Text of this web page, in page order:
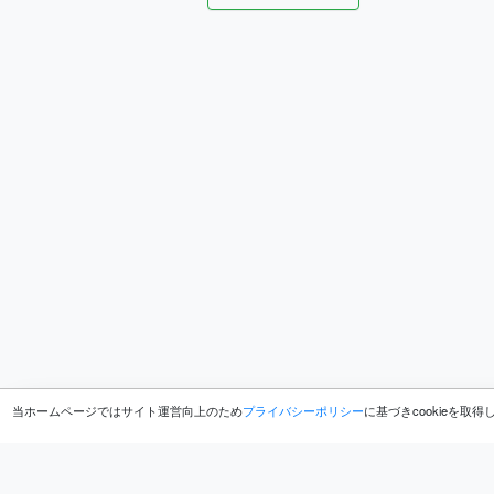
ホーム ブログ 開発 cuepoint.jsの代わりに
当ホームページではサイト運営向上のためプライバシーポリシーに基づきcookieを取得